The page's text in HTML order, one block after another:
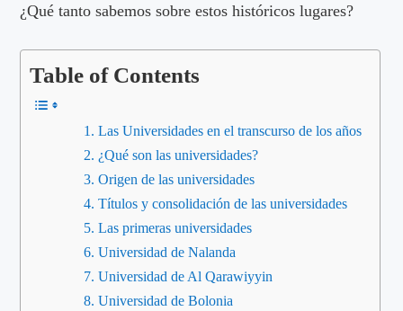
¿Qué tanto sabemos sobre estos históricos lugares?
Table of Contents
Las Universidades en el transcurso de los años
¿Qué son las universidades?
Origen de las universidades
Títulos y consolidación de las universidades
Las primeras universidades
Universidad de Nalanda
Universidad de Al Qarawiyyin
Universidad de Bolonia